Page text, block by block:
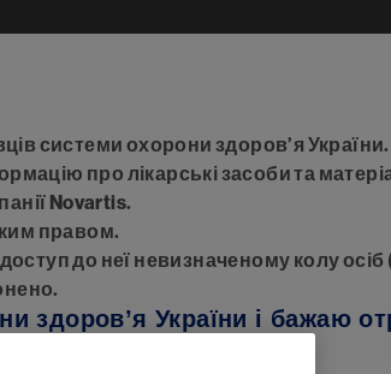
системи охорони здоров’я України.
про лікарські засоби та
Novartis.
правом.
до неї невизначеному колу осіб
здоров’я України і бажаю